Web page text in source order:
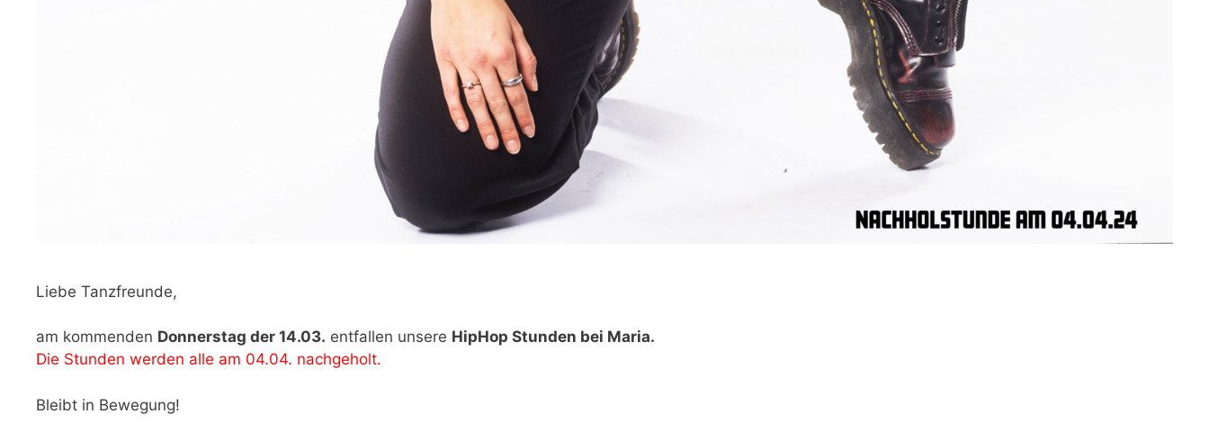
Liebe Tanzfreunde,
am kommenden Donnerstag der 14.03. entfallen unsere HipHop Stunden bei Maria.
Die Stunden werden alle am 04.04. nachgeholt.
Bleibt in Bewegung!